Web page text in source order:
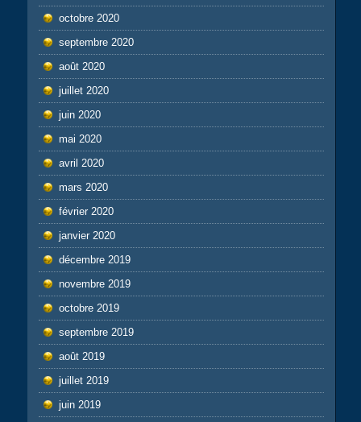
octobre 2020
septembre 2020
août 2020
juillet 2020
juin 2020
mai 2020
avril 2020
mars 2020
février 2020
janvier 2020
décembre 2019
novembre 2019
octobre 2019
septembre 2019
août 2019
juillet 2019
juin 2019